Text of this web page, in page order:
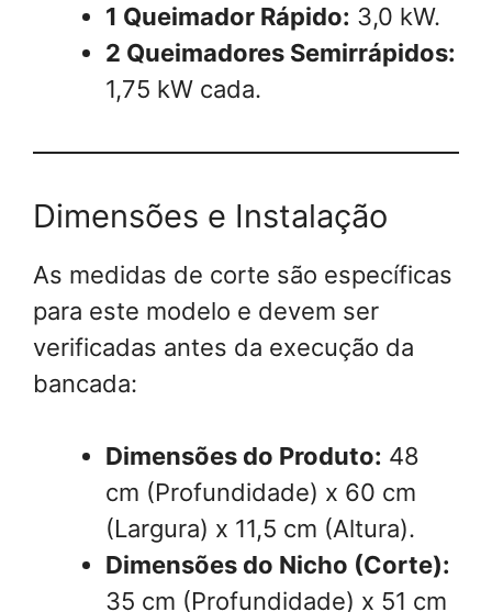
1 Queimador Rápido: 3,0 kW.
2 Queimadores Semirrápidos:
1,75 kW cada.
Dimensões e Instalação
As medidas de corte são específicas
para este modelo e devem ser
verificadas antes da execução da
bancada:
Dimensões do Produto: 48
cm (Profundidade) x 60 cm
(Largura) x 11,5 cm (Altura).
Dimensões do Nicho (Corte):
35 cm (Profundidade) x 51 cm